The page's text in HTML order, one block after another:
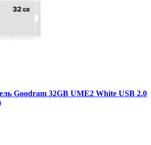
Goodram 32GB UME2 White USB 2.0